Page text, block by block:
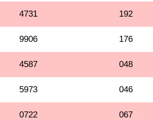
4731 192
9906 176
4587 048
5973 046
0722 067